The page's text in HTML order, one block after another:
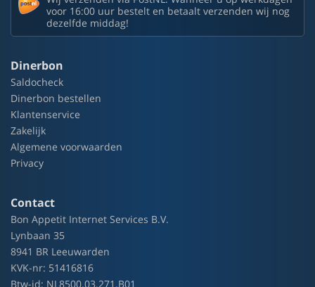
voor 16:00 uur bestelt en betaalt verzenden wij nog
dezelfde middag!
Dinerbon
Saldocheck
Dinerbon bestellen
Klantenservice
Zakelijk
Algemene voorwaarden
Privacy
Contact
Bon Appetit Internet Services B.V.
Lynbaan 35
8941 BR Leeuwarden
KVK-nr: 51416816
Btw-id: NL8500.03.271.B01